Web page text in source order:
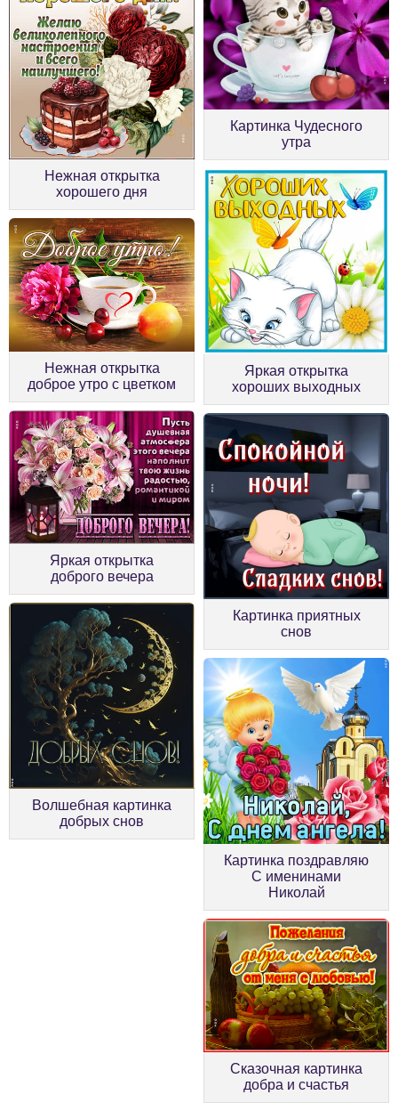
Картинка Чудесного
утра
Нежная открытка
хорошего дня
Яркая открытка
хороших выходных
Нежная открытка
доброе утро с цветком
Картинка приятных
снов
Яркая открытка
доброго вечера
Картинка поздравляю
С именинами
Николай
Волшебная картинка
добрых снов
Сказочная картинка
добра и счастья